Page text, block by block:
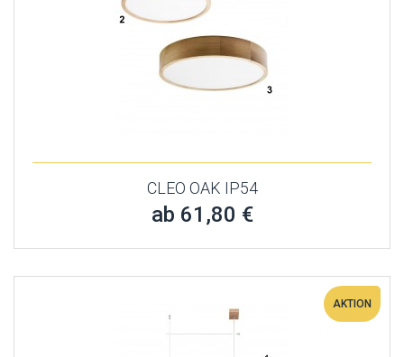
CLEO OAK IP54
ab 61,80 €
AKTION